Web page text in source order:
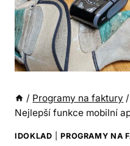
/ Programy na faktury /
Nejlepší funkce mobilní
IDOKLAD |PROGRAMY NA